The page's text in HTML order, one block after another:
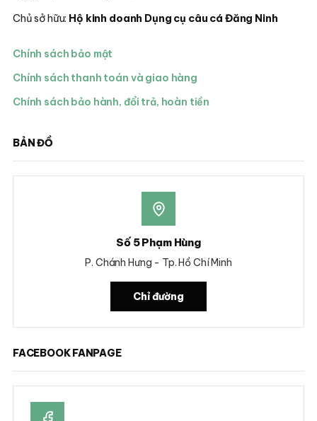
Chủ sở hữu: Hộ kinh doanh Dụng cụ câu cá Đăng Ninh
Chính sách bảo mật
Chính sách thanh toán và giao hàng
Chính sách bảo hành, đổi trả, hoàn tiền
BẢN ĐỒ
Số 5 Phạm Hùng
P. Chánh Hưng - Tp. Hồ Chí Minh
Chỉ đường
FACEBOOK FANPAGE